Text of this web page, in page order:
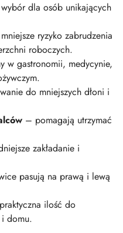
dla osób unikających
ryzyko zabrudzenia
roboczych.
w gastronomii, medycynie,
do mniejszych dłoni i
– pomagają utrzymać
zakładanie i
pasują na prawą i lewą
ilość do
domu.